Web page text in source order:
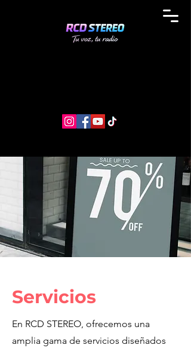
Servicios
En RCD STEREO, ofrecemos una
amplia gama de servicios diseñados